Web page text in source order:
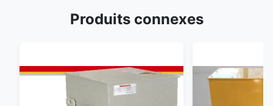
Produits connexes